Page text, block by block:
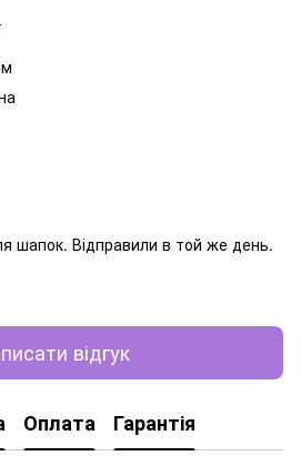
шапок. Відправили в той же день.
відгук
Оплата Гарантія